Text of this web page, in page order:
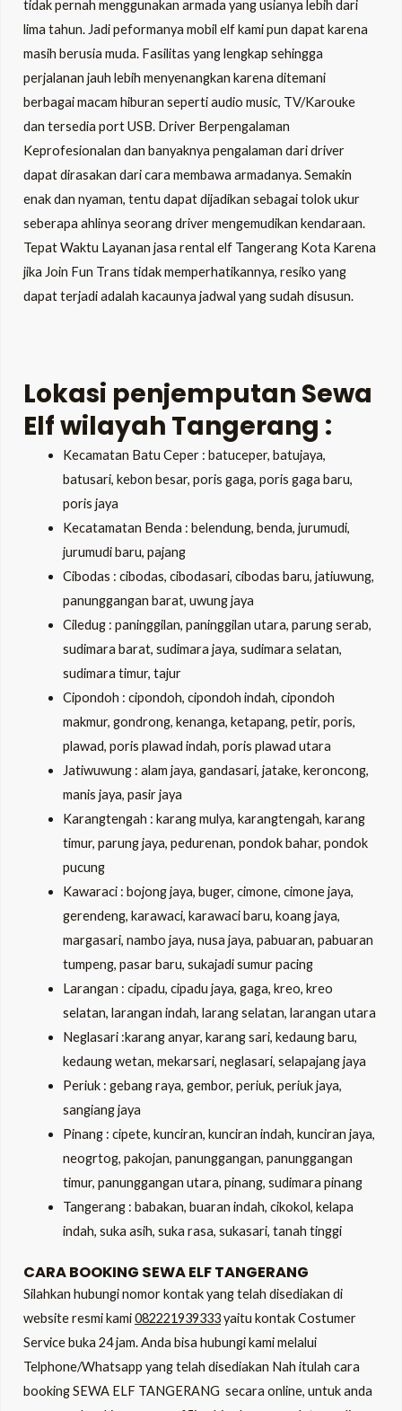
tidak pernah menggunakan armada yang usianya lebih dari
lima tahun. Jadi peformanya mobil elf kami pun dapat karena
masih berusia muda. Fasilitas yang lengkap sehingga
perjalanan jauh lebih menyenangkan karena ditemani
berbagai macam hiburan seperti audio music, TV/Karouke
dan tersedia port USB. Driver Berpengalaman
Keprofesionalan dan banyaknya pengalaman dari driver
dapat dirasakan dari cara membawa armadanya. Semakin
enak dan nyaman, tentu dapat dijadikan sebagai tolok ukur
seberapa ahlinya seorang driver mengemudikan kendaraan.
Tepat Waktu Layanan jasa rental elf Tangerang Kota Karena
jika Join Fun Trans tidak memperhatikannya, resiko yang
dapat terjadi adalah kacaunya jadwal yang sudah disusun.
Lokasi penjemputan Sewa
Elf wilayah Tangerang :
Kecamatan Batu Ceper : batuceper, batujaya,
batusari, kebon besar, poris gaga, poris gaga baru,
poris jaya
Kecatamatan Benda : belendung, benda, jurumudi,
jurumudi baru, pajang
Cibodas : cibodas, cibodasari, cibodas baru, jatiuwung,
panunggangan barat, uwung jaya
Ciledug : paninggilan, paninggilan utara, parung serab,
sudimara barat, sudimara jaya, sudimara selatan,
sudimara timur, tajur
Cipondoh : cipondoh, cipondoh indah, cipondoh
makmur, gondrong, kenanga, ketapang, petir, poris,
plawad, poris plawad indah, poris plawad utara
Jatiwuwung : alam jaya, gandasari, jatake, keroncong,
manis jaya, pasir jaya
Karangtengah : karang mulya, karangtengah, karang
timur, parung jaya, pedurenan, pondok bahar, pondok
pucung
Kawaraci : bojong jaya, buger, cimone, cimone jaya,
gerendeng, karawaci, karawaci baru, koang jaya,
margasari, nambo jaya, nusa jaya, pabuaran, pabuaran
tumpeng, pasar baru, sukajadi sumur pacing
Larangan : cipadu, cipadu jaya, gaga, kreo, kreo
selatan, larangan indah, larang selatan, larangan utara
Neglasari :karang anyar, karang sari, kedaung baru,
kedaung wetan, mekarsari, neglasari, selapajang jaya
Periuk : gebang raya, gembor, periuk, periuk jaya,
sangiang jaya
Pinang : cipete, kunciran, kunciran indah, kunciran jaya,
neogrtog, pakojan, panunggangan, panunggangan
timur, panunggangan utara, pinang, sudimara pinang
Tangerang : babakan, buaran indah, cikokol, kelapa
indah, suka asih, suka rasa, sukasari, tanah tinggi
CARA BOOKING SEWA ELF TANGERANG
Silahkan hubungi nomor kontak yang telah disediakan di
website resmi kami082221939333yaitu kontak Costumer
Service buka 24 jam. Anda bisa hubungi kami melalui
Telphone/Whatsapp yang telah disediakan Nah itulah cara
bookingSEWA ELF TANGERANG secara online, untuk anda